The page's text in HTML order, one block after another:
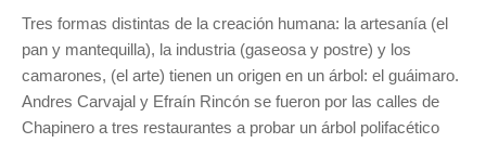
Tres formas distintas de la creación humana: la artesanía (el
pan y mantequilla), la industria (gaseosa y postre) y los
camarones, (el arte) tienen un origen en un árbol: el guáimaro.
Andres Carvajal y Efraín Rincón se fueron por las calles de
Chapinero a tres restaurantes a probar un árbol polifacético